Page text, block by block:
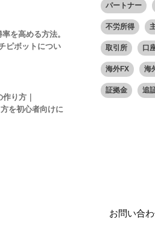
を高める方法。
ピボットについ
り方｜
を初心者向けに
パートナー
不労所得
取引所 口
海外FX 海
証拠金 追
お問い合